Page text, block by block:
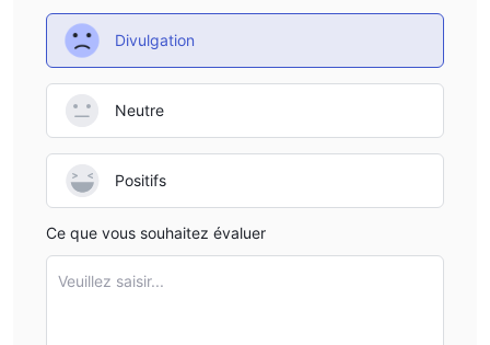
alternatifs tels que les énergies renouvelables et l'immobilier.
Divulgation
Neutre
Positifs
Ce que vous souhaitez évaluer
Veuillez saisir...